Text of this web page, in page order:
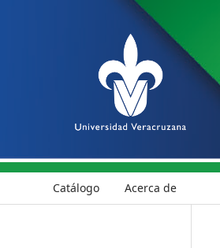
Catálogo Acerca de